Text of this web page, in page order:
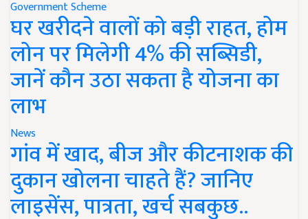
Government Scheme
घर खरीदने वालों को बड़ी राहत, होम
लोन पर मिलेगी 4% की सब्सिडी,
जानें कौन उठा सकता है योजना का
लाभ
News
गांव में खाद, बीज और कीटनाशक की
दुकान खोलना चाहते हैं? जानिए
लाइसेंस, पात्रता, खर्च सबकुछ..